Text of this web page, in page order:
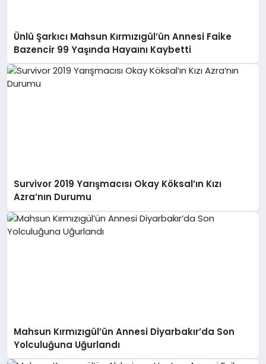
Ünlü Şarkıcı Mahsun Kırmızıgül’ün Annesi Faike
Bazencir 99 Yaşında Hayaını Kaybetti
Survivor 2019 Yarışmacısı Okay Köksal’ın Kızı
Azra’nın Durumu
Mahsun Kırmızıgül’ün Annesi Diyarbakır’da Son
Yolculuğuna Uğurlandı